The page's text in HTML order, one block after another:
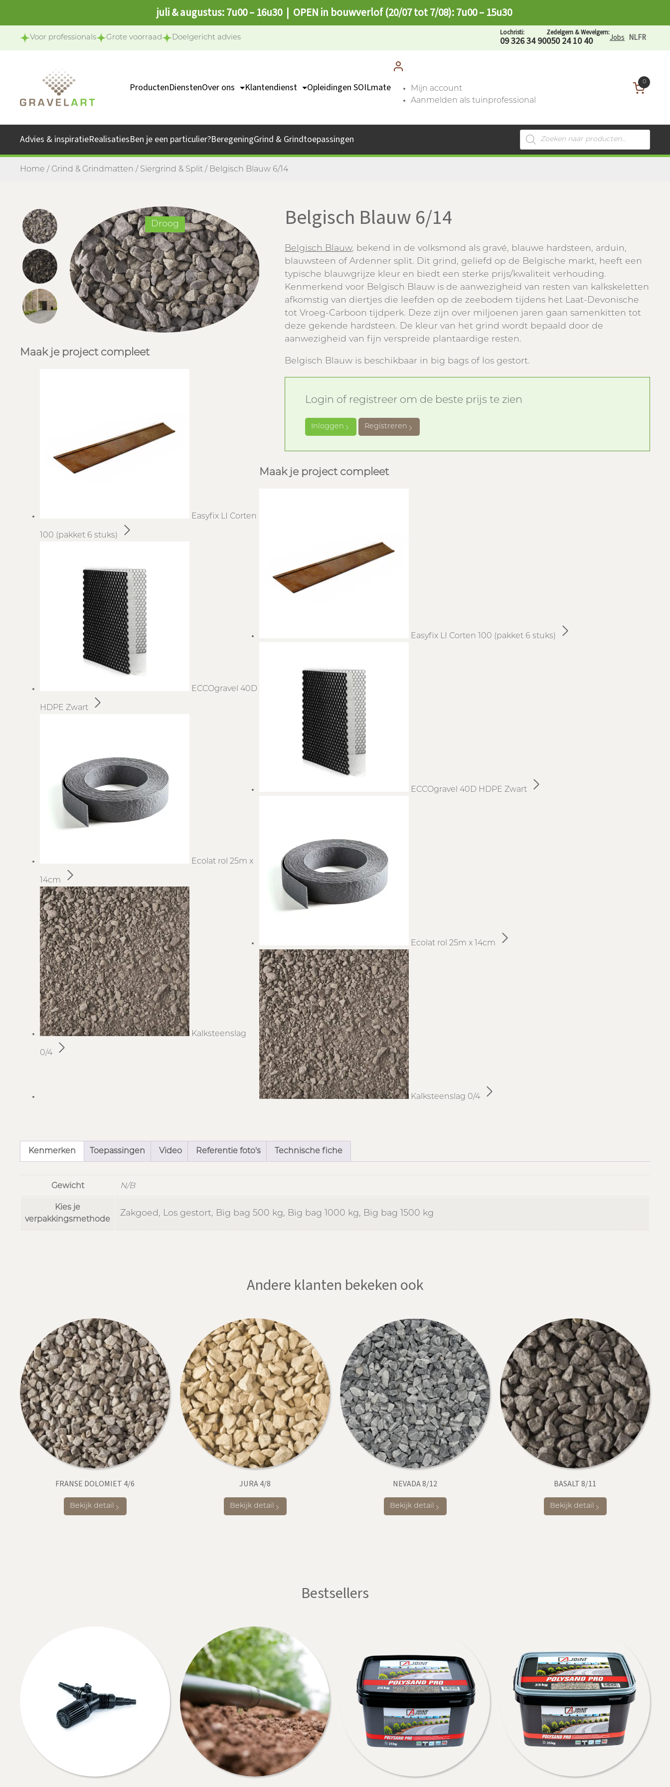
juli & augustus: 7u00 – 16u30 | OPEN in bouwverlof (20/07 tot 7/08): 7u00 – 15u30
Voor professionals Grote voorraad Doelgericht advies
Lochristi:
09 326 34 90
Zedelgem & Wevelgem:
050 24 10 40 Jobs NLFR
ProductenDienstenOver ons
Onze missie
Jobs
Klantendienst
Catalogus
Afhaalpunten
FAQ
Opleidingen SOILmate
Mijn account
Aanmelden als tuinprofessional
0
Advies & inspiratieRealisatiesBen je een particulier?BeregeningGrind & Grindtoepassingen
Producten
zoeken
Home / Grind & Grindmatten / Siergrind & Split / Belgisch Blauw 6/14
Droog
Maak je project compleet
Easyfix LI Corten
100 (pakket 6 stuks)
ECCOgravel 40D
HDPE Zwart
Ecolat rol 25m x
14cm
Kalksteenslag
0/4
Belgisch Blauw 6/14
Belgisch Blauw, bekend in de volksmond als gravé, blauwe hardsteen, arduin,
blauwsteen of Ardenner split. Dit grind, geliefd op de Belgische markt, heeft een
typische blauwgrijze kleur en biedt een sterke prijs/kwaliteit verhouding.
Kenmerkend voor Belgisch Blauw is de aanwezigheid van resten van kalkskeletten
afkomstig van diertjes die leefden op de zeebodem tijdens het Laat-Devonische
tot Vroeg-Carboon tijdperk. Deze zijn over miljoenen jaren gaan samenkitten tot
deze gekende hardsteen. De kleur van het grind wordt bepaald door de
aanwezigheid van fijn verspreide plantaardige resten.
Belgisch Blauw is beschikbaar in big bags of los gestort.
Login of registreer om de beste prijs te zien
Inloggen Registreren
Maak je project compleet
Easyfix LI Corten 100 (pakket 6 stuks)
ECCOgravel 40D HDPE Zwart
Ecolat rol 25m x 14cm
Kalksteenslag 0/4
Kenmerken Toepassingen Video Referentie foto's Technische fiche
Gewicht N/B
Kies je
verpakkingsmethode
Zakgoed, Los gestort, Big bag 500 kg, Big bag 1000 kg, Big bag 1500 kg
Andere klanten bekeken ook
FRANSE DOLOMIET 4/6
Bekijk detail
JURA 4/8
Bekijk detail
NEVADA 8/12
Bekijk detail
BASALT 8/11
Bekijk detail
Bestsellers